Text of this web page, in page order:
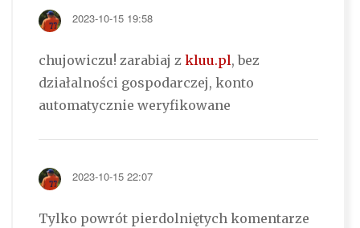
2023-10-15 19:58
chujowiczu! zarabiaj z kluu.pl, bez
działalności gospodarczej, konto
automatycznie weryfikowane
2023-10-15 22:07
Tylko powrót pierdolniętych komentarze